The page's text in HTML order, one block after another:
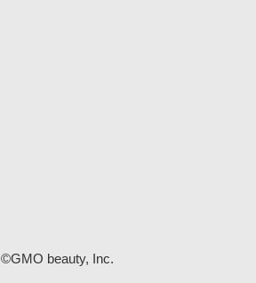
©GMO beauty, Inc.